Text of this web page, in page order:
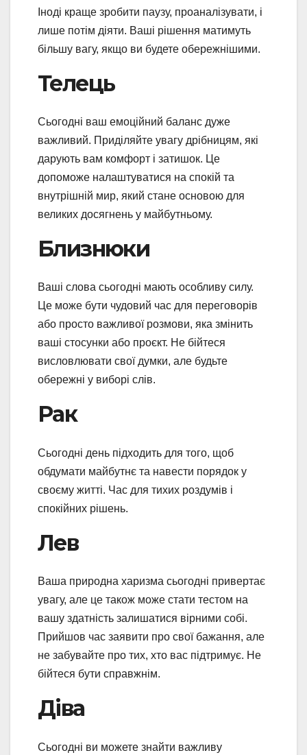
Іноді краще зробити паузу, проаналізувати, і
лише потім діяти. Ваші рішення матимуть
більшу вагу, якщо ви будете обережнішими.
Телець
Сьогодні ваш емоційний баланс дуже
важливий. Приділяйте увагу дрібницям, які
дарують вам комфорт і затишок. Це
допоможе налаштуватися на спокій та
внутрішній мир, який стане основою для
великих досягнень у майбутньому.
Близнюки
Ваші слова сьогодні мають особливу силу.
Це може бути чудовий час для переговорів
або просто важливої розмови, яка змінить
ваші стосунки або проєкт. Не бійтеся
висловлювати свої думки, але будьте
обережні у виборі слів.
Рак
Сьогодні день підходить для того, щоб
обдумати майбутнє та навести порядок у
своєму житті. Час для тихих роздумів і
спокійних рішень.
Лев
Ваша природна харизма сьогодні привертає
увагу, але це також може стати тестом на
вашу здатність залишатися вірними собі.
Прийшов час заявити про свої бажання, але
не забувайте про тих, хто вас підтримує. Не
бійтеся бути справжнім.
Діва
Сьогодні ви можете знайти важливу